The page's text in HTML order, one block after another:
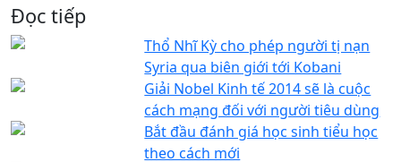
Đọc tiếp
Thổ Nhĩ Kỳ cho phép người tị nạn
Syria qua biên giới tới Kobani
Giải Nobel Kinh tế 2014 sẽ là cuộc
cách mạng đối với người tiêu dùng
Bắt đầu đánh giá học sinh tiểu học
theo cách mới